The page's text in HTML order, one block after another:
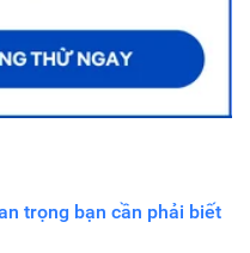
trọng bạn cần phải biết